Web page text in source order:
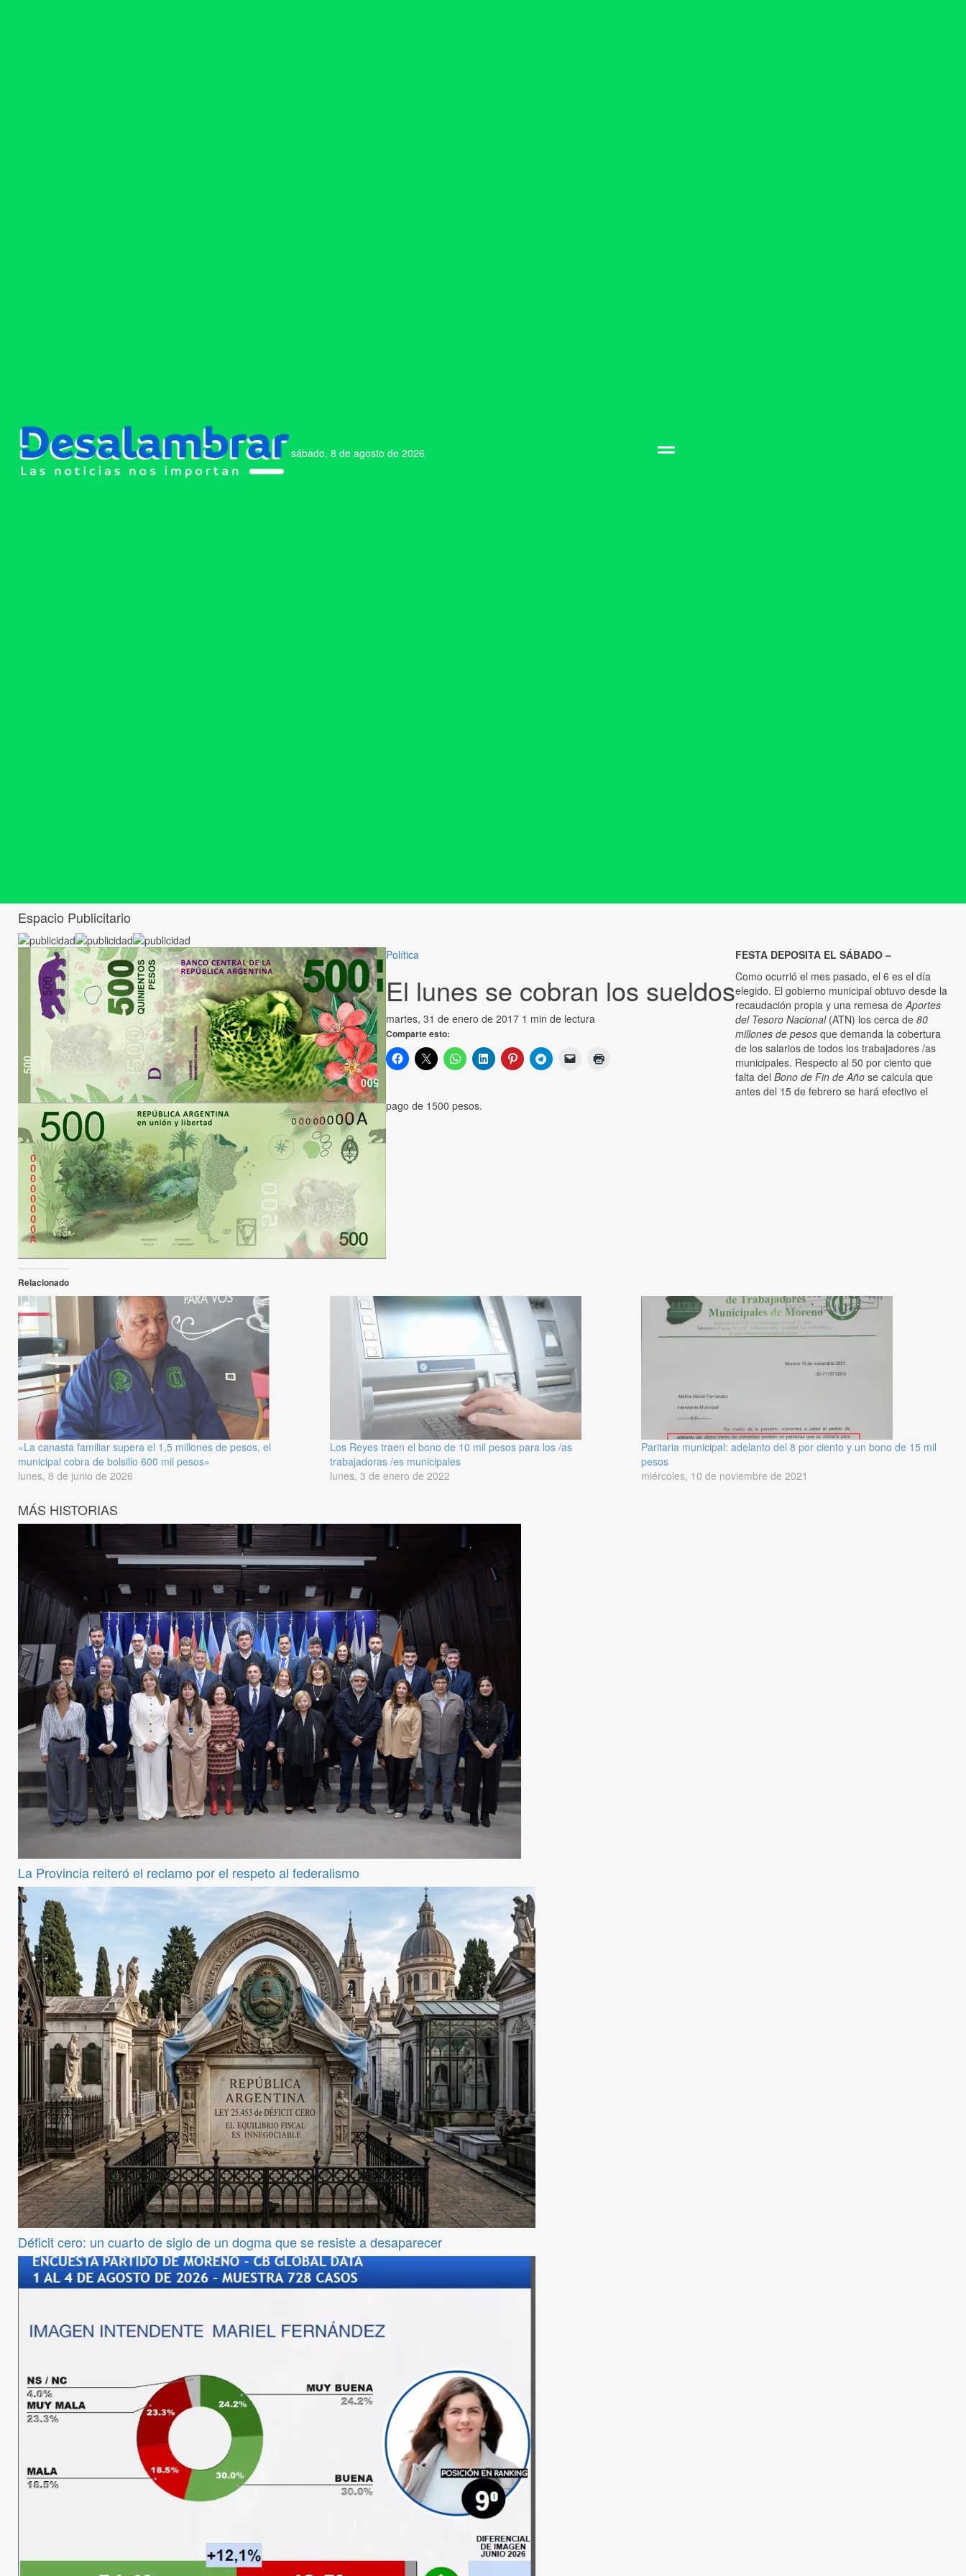
sábado, 8 de agosto de 2026
Espacio Publicitario
Política
El lunes se cobran los sueldos
martes, 31 de enero de 2017 1 min de lectura
Comparte esto:
FESTA DEPOSITA EL SÁBADO –
Como ocurrió el mes pasado, el 6 es el día
elegido. El gobierno municipal obtuvo desde la
recaudación propia y una remesa deAportes
del Tesoro Nacional(ATN) los cerca de 80
millones de pesos que demanda la cobertura
de los salarios de todos los trabajadores /as
municipales. Respecto al 50 por ciento que
falta del Bono de Fin de Año se calcula que
antes del 15 de febrero se hará efectivo el
pago de 1500 pesos.
Relacionado
«La canasta familiar supera el 1,5 millones de pesos, el
municipal cobra de bolsillo 600 mil pesos»
lunes, 8 de junio de 2026
Los Reyes traen el bono de 10 mil pesos para los /as
trabajadoras /es municipales
lunes, 3 de enero de 2022
Paritaria municipal: adelanto del 8 por ciento y un bono de 15 mil
pesos
miércoles, 10 de noviembre de 2021
MÁS HISTORIAS
La Provincia reiteró el reclamo por el respeto al federalismo
Déficit cero: un cuarto de siglo de un dogma que se resiste a desaparecer